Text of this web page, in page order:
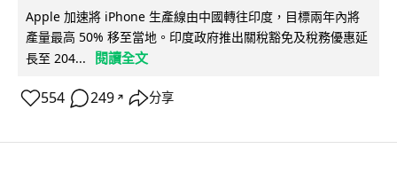
Apple 加速將 iPhone 生產線由中國轉往印度，目標兩年內將
產量最高 50% 移至當地。印度政府推出關稅豁免及稅務優惠延
長至 204...
閱讀全文
554 249 ↗ 分享